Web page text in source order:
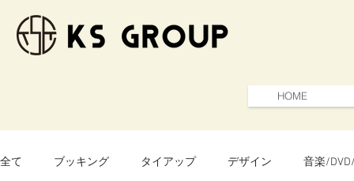
コンサート ディナー
HOME
全て ブッキング タイアップ デザイン 音楽/